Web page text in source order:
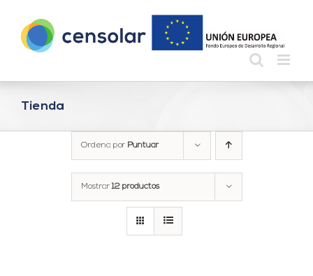
contenido
Tienda
Ordena por Puntuar
Mostrar12 productos